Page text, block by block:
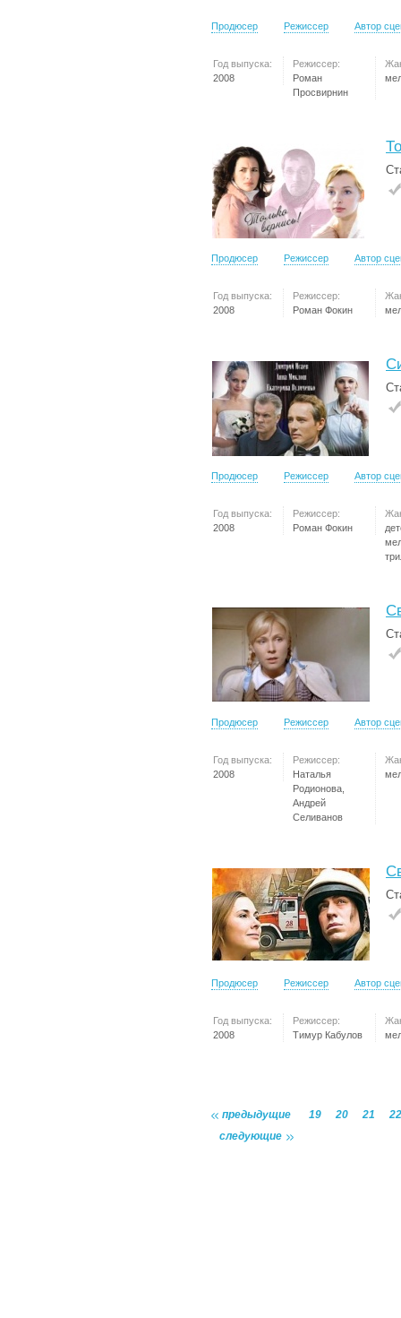
Продюсер Режиссер Автор
Год выпуска:
2008
Режиссер:
Роман
Просвирнин
Продюсер Режиссер Автор
Год выпуска:
2008
Режиссер:
Роман Фокин
Продюсер Режиссер Автор
Год выпуска:
2008
Режиссер:
Роман Фокин
Продюсер Режиссер Автор
Год выпуска:
2008
Режиссер:
Наталья
Родионова,
Андрей
Селиванов
Продюсер Режиссер Автор
Год выпуска:
2008
Режиссер:
Тимур Кабулов
предыдущие 19 20 21
22
следующие